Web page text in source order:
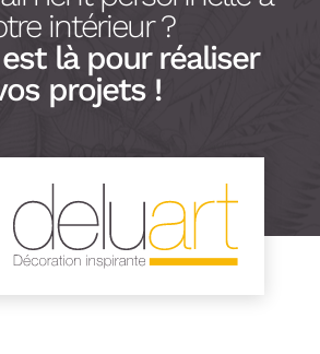
intérieur ?
là pour réaliser
projets !